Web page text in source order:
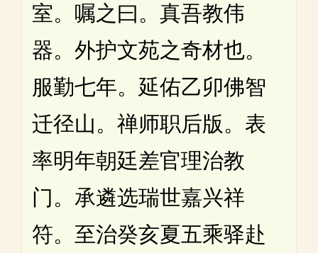
室。嘱之曰。真吾教伟
器。外护文苑之奇材也。
服勤七年。延佑乙卯佛智
迁径山。禅师职后版。表
率明年朝廷差官理治教
门。承遴选瑞世嘉兴祥
符。至治癸亥夏五乘驿赴